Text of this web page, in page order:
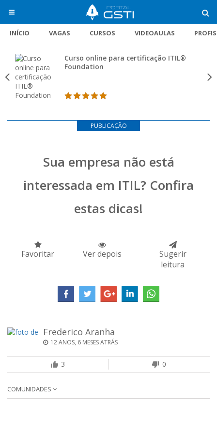
INÍCIO VAGAS CURSOS VIDEOAULAS
Curso online para certificação ITIL®
Foundation
PUBLICAÇÃO
Sua empresa não está
interessada em ITIL? Confira
estas dicas!
Favoritar Ver depois
Sugerir
leitura
Frederico Aranha
12 ANOS, 6 MESES ATRÁS
3 0
COMUNIDADES